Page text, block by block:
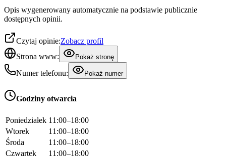
Opis wygenerowany automatycznie na podstawie publicznie
dostępnych opinii.
Czytaj opinie:Zobacz profil
Strona www:
Pokaż stronę
Numer telefonu: Pokaż numer
Godziny otwarcia
Poniedziałek 11:00–18:00
Wtorek
11:00–18:00
Środa
11:00–18:00
Czwartek
11:00–18:00